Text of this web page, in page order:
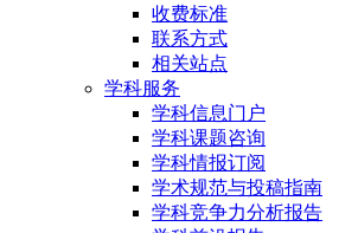
收费标准
联系方式
相关站点
学科服务
学科信息门户
学科课题咨询
学科情报订阅
学术规范与投稿指南
学科竞争力分析报告